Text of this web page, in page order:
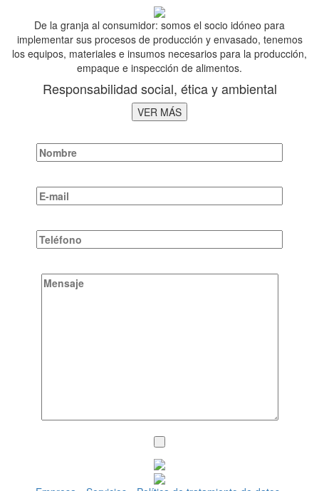
De la granja al consumidor: somos el socio idóneo para
implementar sus procesos de producción y envasado, tenemos
los equipos, materiales e insumos necesarios para la producción,
empaque e inspección de alimentos.
Responsabilidad social, ética y ambiental
VER MÁS